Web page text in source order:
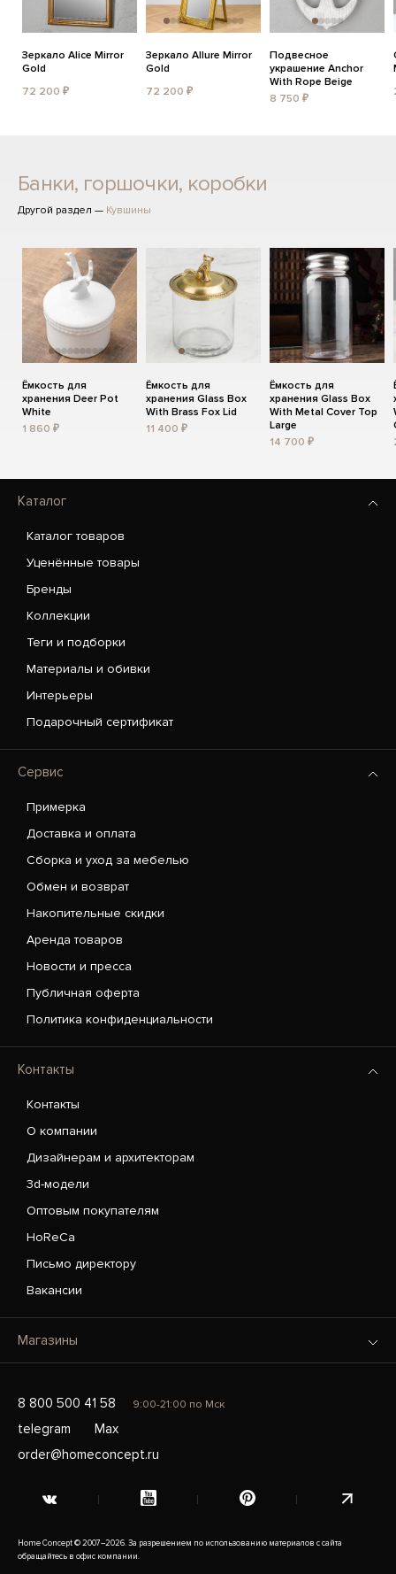
Зеркало Alice Mirror
Gold
72 200 ₽
Зеркало Allure Mirror
Gold
72 200 ₽
Подвесное
украшение Anchor
With Rope Beige
8 750 ₽
Банки, горшочки, коробки
Другой раздел — Кувшины
Ёмкость для
хранения Deer Pot
White
1 860 ₽
Ёмкость для
хранения Glass Box
With Brass Fox Lid
11 400 ₽
Ёмкость для
хранения Glass Box
With Metal Cover Top
Large
14 700 ₽
Каталог
Каталог товаров
Уценённые товары
Бренды
Коллекции
Теги и подборки
Материалы и обивки
Интерьеры
Подарочный сертификат
Сервис
Примерка
Доставка и оплата
Сборка и уход за мебелью
Обмен и возврат
Накопительные скидки
Аренда товаров
Новости и пресса
Публичная оферта
Политика конфиденциальности
Контакты
Контакты
О компании
Дизайнерам и архитекторам
3d-модели
Оптовым покупателям
HoReCa
Письмо директору
Вакансии
Магазины
8 800 500 41 58 9:00-21:00 по Мск
telegram
Max
order@homeconcept.ru
Home Concept © 2007–2026. За разрешением по использованию материалов с сайта
обращайтесь в офис компании.